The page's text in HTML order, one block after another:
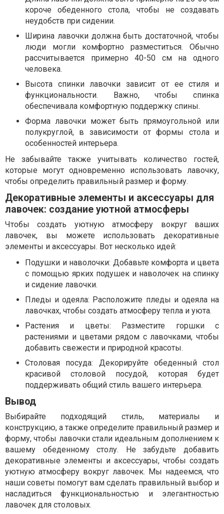
короче обеденного стола, чтобы не создавать
неудобств при сидении.
Ширина лавочки должна быть достаточной, чтобы
люди могли комфортно разместиться. Обычно
рассчитывается примерно 40-50 см на одного
человека.
Высота спинки лавочки зависит от ее стиля и
функциональности. Важно, чтобы спинка
обеспечивала комфортную поддержку спины.
Форма лавочки может быть прямоугольной или
полукруглой, в зависимости от формы стола и
особенностей интерьера.
Не забывайте также учитывать количество гостей,
которые могут одновременно использовать лавочку,
чтобы определить правильный размер и форму.
Декоративные элементы и аксессуары для
лавочек: создание уютной атмосферы
Чтобы создать уютную атмосферу вокруг ваших
лавочек, вы можете использовать декоративные
элементы и аксессуары. Вот несколько идей:
Подушки и наволочки: Добавьте комфорта и цвета
с помощью ярких подушек и наволочек на спинку
и сидение лавочки.
Пледы и одеяла: Расположите пледы и одеяла на
лавочках, чтобы создать атмосферу тепла и уюта.
Растения и цветы: Разместите горшки с
растениями и цветами рядом с лавочками, чтобы
добавить свежести и природной красоты.
Столовая посуда: Декорируйте обеденный стол
красивой столовой посудой, которая будет
поддерживать общий стиль вашего интерьера.
Вывод
Выбирайте подходящий стиль, материалы и
конструкцию, а также определите правильный размер и
форму, чтобы лавочки стали идеальным дополнением к
вашему обеденному столу. Не забудьте добавить
декоративные элементы и аксессуары, чтобы создать
уютную атмосферу вокруг лавочек. Мы надеемся, что
наши советы помогут вам сделать правильный выбор и
насладиться функциональностью и элегантностью
лавочек для столовых.